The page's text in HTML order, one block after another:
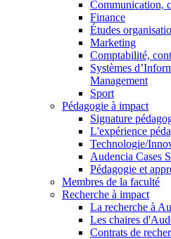
Communication,
Finance
Études
Marketing
Comptabilité,
Systèmes
Management
Sport
Pédagogie à impact
Signature
L'expérience
Technologie/
Audencia Cases
Pédagogie et
Membres de la faculté
Recherche à impact
La recherche à
Les chaires
Contrats de